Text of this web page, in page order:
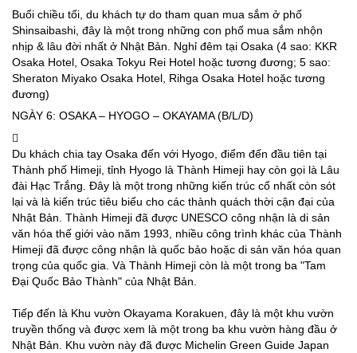
Buổi chiều tối, du khách tự do tham quan mua sắm ở phố
Shinsaibashi, đây là một trong những con phố mua sắm nhộn
nhịp & lâu đời nhất ở Nhật Bản. Nghỉ đêm tại Osaka (4 sao: KKR
Osaka Hotel, Osaka Tokyu Rei Hotel hoặc tương đương; 5 sao:
Sheraton Miyako Osaka Hotel, Rihga Osaka Hotel hoặc tương
đương)
NGÀY 6: OSAKA – HYOGO – OKAYAMA (B/L/D)
Du khách chia tay Osaka đến với Hyogo, điểm đến đầu tiên tại
Thành phố Himeji, tỉnh Hyogo là Thành Himeji hay còn gọi là Lâu
đài Hạc Trắng. Đây là một trong những kiến trúc cổ nhất còn sót
lại và là kiến trúc tiêu biểu cho các thành quách thời cận đại của
Nhật Bản. Thành Himeji đã được UNESCO công nhận là di sản
văn hóa thế giới vào năm 1993, nhiều công trình khác của Thành
Himeji đã được công nhận là quốc bảo hoặc di sản văn hóa quan
trọng của quốc gia. Và Thành Himeji còn là một trong ba "Tam
Đại Quốc Bảo Thành" của Nhật Bản.
Tiếp đến là Khu vườn Okayama Korakuen, đây là một khu vườn
truyền thống và được xem là một trong ba khu vườn hàng đầu ở
Nhật Bản. Khu vườn này đã được Michelin Green Guide Japan